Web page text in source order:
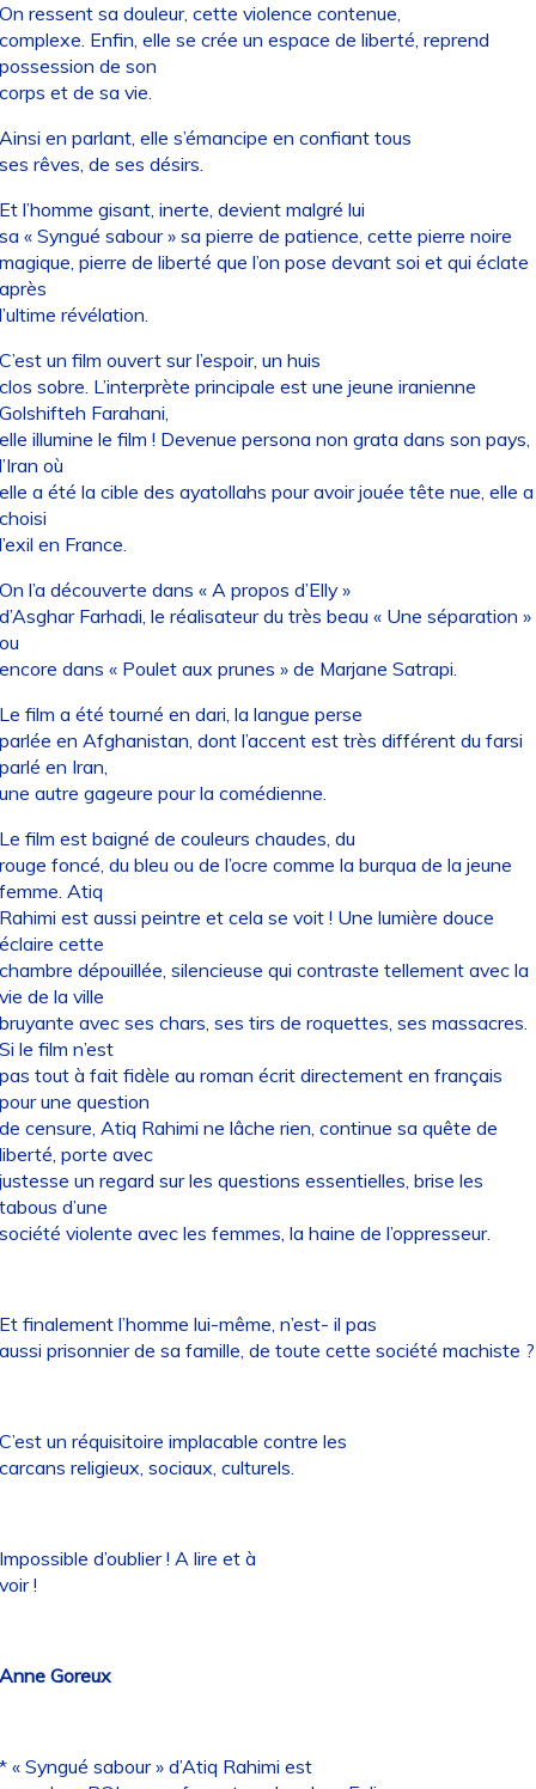
ressent sa douleur, cette violence contenue,
Enfin, elle se crée un espace de liberté, reprend
de son
et de sa vie.
en parlant, elle s’émancipe en confiant tous
rêves, de ses désirs.
l’homme gisant, inerte, devient malgré lui
« Syngué sabour » sa pierre de patience, cette pierre noire
pierre de liberté que l’on pose devant soi et qui éclate
révélation.
un film ouvert sur l’espoir, un huis
sobre. L’interprète principale est une jeune iranienne
Farahani,
illumine le film ! Devenue persona non grata dans son pays,
où
a été la cible des ayatollahs pour avoir jouée tête nue, elle a
en France.
l’a découverte dans « A propos d’Elly »
Farhadi, le réalisateur du très beau « Une séparation »
dans « Poulet aux prunes » de Marjane Satrapi.
film a été tourné en dari, la langue perse
en Afghanistan, dont l’accent est très différent du farsi
en Iran,
autre gageure pour la comédienne.
film est baigné de couleurs chaudes, du
foncé, du bleu ou de l’ocre comme la burqua de la jeune
Atiq
est aussi peintre et cela se voit ! Une lumière douce
cette
dépouillée, silencieuse qui contraste tellement avec la
de la ville
avec ses chars, ses tirs de roquettes, ses massacres.
le film n’est
tout à fait fidèle au roman écrit directement en français
une question
censure, Atiq Rahimi ne lâche rien, continue sa quête de
porte avec
un regard sur les questions essentielles, brise les
d’une
violente avec les femmes, la haine de l’oppresseur.
finalement l’homme lui-même, n’est- il pas
prisonnier de sa famille, de toute cette société machiste ?
un réquisitoire implacable contre les
religieux, sociaux, culturels.
d’oublier ! A lire et à
!
Goreux
« Syngué sabour » d’Atiq Rahimi est